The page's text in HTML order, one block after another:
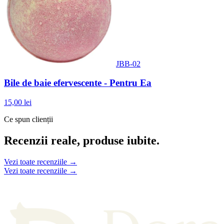
JBB-02
Bile de baie efervescente - Pentru Ea
15,00 lei
Ce spun clienții
Recenzii reale, produse iubite.
Vezi toate recenziile →
Vezi toate recenziile →